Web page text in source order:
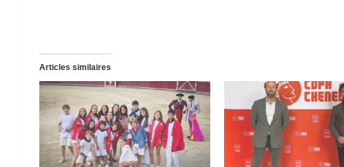
Articles similaires